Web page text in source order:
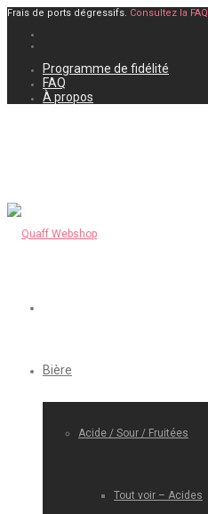
Frais de ports dégressifs. Consultez la FAQ
Programme de fidélité
FAQ
À propos
Bière
Acide / Sour / Fruitées
Tout voir – Acides